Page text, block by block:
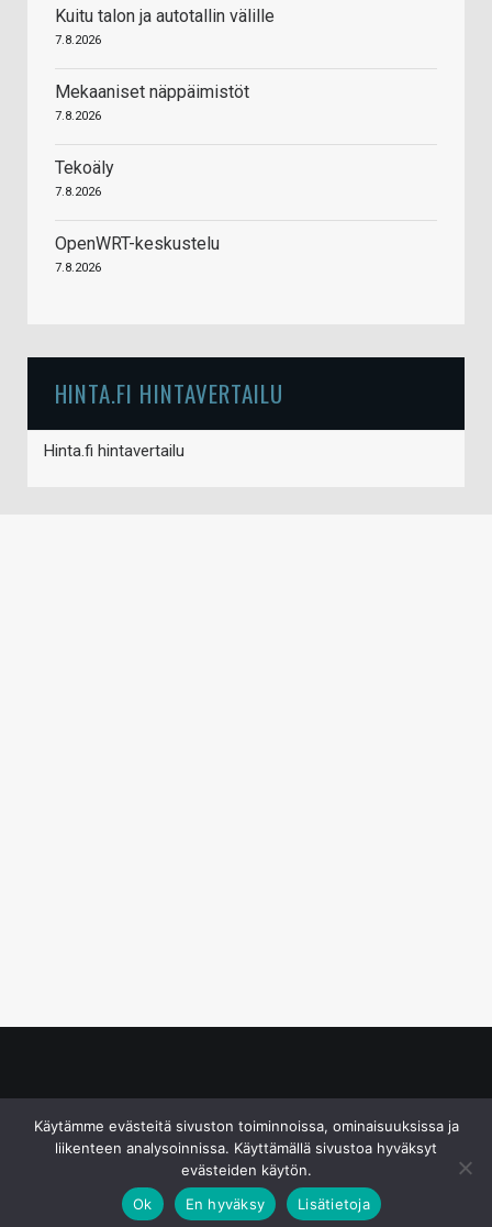
Kuitu talon ja autotallin välille
7.8.2026
Mekaaniset näppäimistöt
7.8.2026
Tekoäly
7.8.2026
OpenWRT-keskustelu
7.8.2026
HINTA.FI HINTAVERTAILU
Hinta.fi hintavertailu
Käytämme evästeitä sivuston toiminnoissa, ominaisuuksissa ja
liikenteen analysoinnissa. Käyttämällä sivustoa hyväksyt
evästeiden käytön.
Ok
En hyväksy Lisätietoja